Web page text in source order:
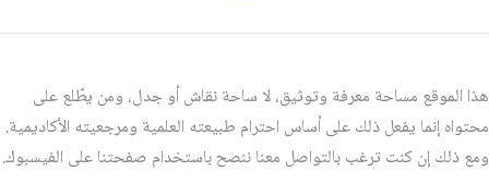
هذا الموقع مساحة معرفة وتوثيق، لا ساحة نقاش أو جدل، ومن يطّلع على
محتواه إنما يفعل ذلك على أساس احترام طبيعته العلمية ومرجعيته الأكاديمية.
ومع ذلك إن كنت ترغب بالتواصل معنا ننصح باستخدام صفحتنا على الفيسبوك.